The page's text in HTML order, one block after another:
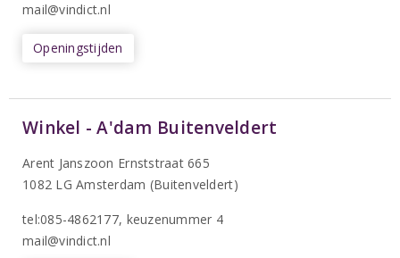
mail@vindict.nl
Openingstijden
Winkel - A'dam Buitenveldert
Arent Janszoon Ernststraat 665
1082 LG Amsterdam (Buitenveldert)
tel:085-4862177, keuzenummer 4
mail@vindict.nl